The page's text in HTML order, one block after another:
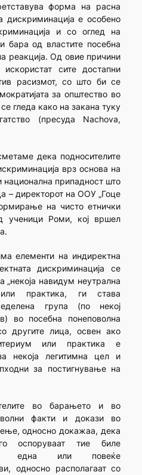
форма на расна
дискриминација е особено
и со оглед на
бара од властите посебна
реакција. Од овие причини
сите достапни
расизмот, со што би се
за општество во
гледа како на закана туку
(пресудa Nachova,
дека подносителите
врз основа на
национална припадност што
– директорот на ООУ „Гоце
на чисто етнички
ученици Роми, кој вршел
елементи на индиректна
дискриминација се
„некоја навидум неутрална
практика, ги става
група (по некој
во посебна понепо­волна
другите лица, освен ако
или практика е
некоја легитимна цел и
за постигнување на
во барањето и во
факти и докази во
односно докажаа, дека
оспоруваат тие биле
една или повеќе
односно располагаат со